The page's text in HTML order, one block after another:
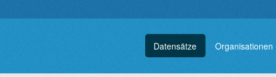
Datensätze Organisationen